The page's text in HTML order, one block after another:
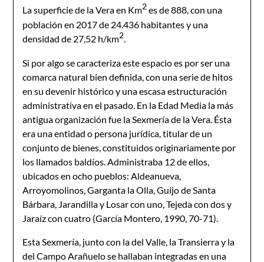
La superficie de la Vera en Km2 es de 888, con una
población en 2017 de 24.436 habitantes y una
densidad de 27,52 h/km2.
Si por algo se caracteriza este espacio es por ser una
comarca natural bien definida, con una serie de hitos
en su devenir histórico y una escasa estructuración
administrativa en el pasado. En la Edad Media la más
antigua organización fue la Sexmería de la Vera. Ésta
era una entidad o persona jurídica, titular de un
conjunto de bienes, constituidos originariamente por
los llamados baldíos. Administraba 12 de ellos,
ubicados en ocho pueblos: Aldeanueva,
Arroyomolinos, Garganta la Olla, Guijo de Santa
Bárbara, Jarandilla y Losar con uno, Tejeda con dos y
Jaraíz con cuatro (García Montero, 1990, 70-71).
Esta Sexmería, junto con la del Valle, la Transierra y la
del Campo Arañuelo se hallaban integradas en una